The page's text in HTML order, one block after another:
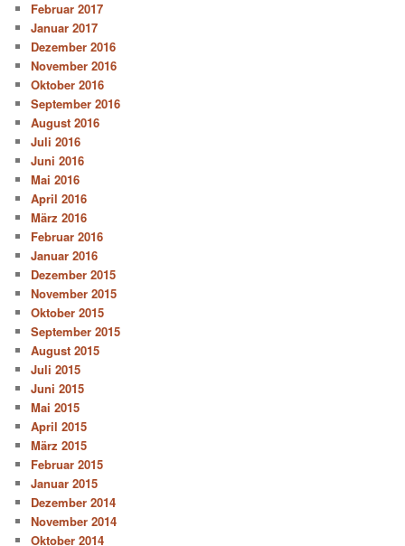
Februar 2017
Januar 2017
Dezember 2016
November 2016
Oktober 2016
September 2016
August 2016
Juli 2016
Juni 2016
Mai 2016
April 2016
März 2016
Februar 2016
Januar 2016
Dezember 2015
November 2015
Oktober 2015
September 2015
August 2015
Juli 2015
Juni 2015
Mai 2015
April 2015
März 2015
Februar 2015
Januar 2015
Dezember 2014
November 2014
Oktober 2014